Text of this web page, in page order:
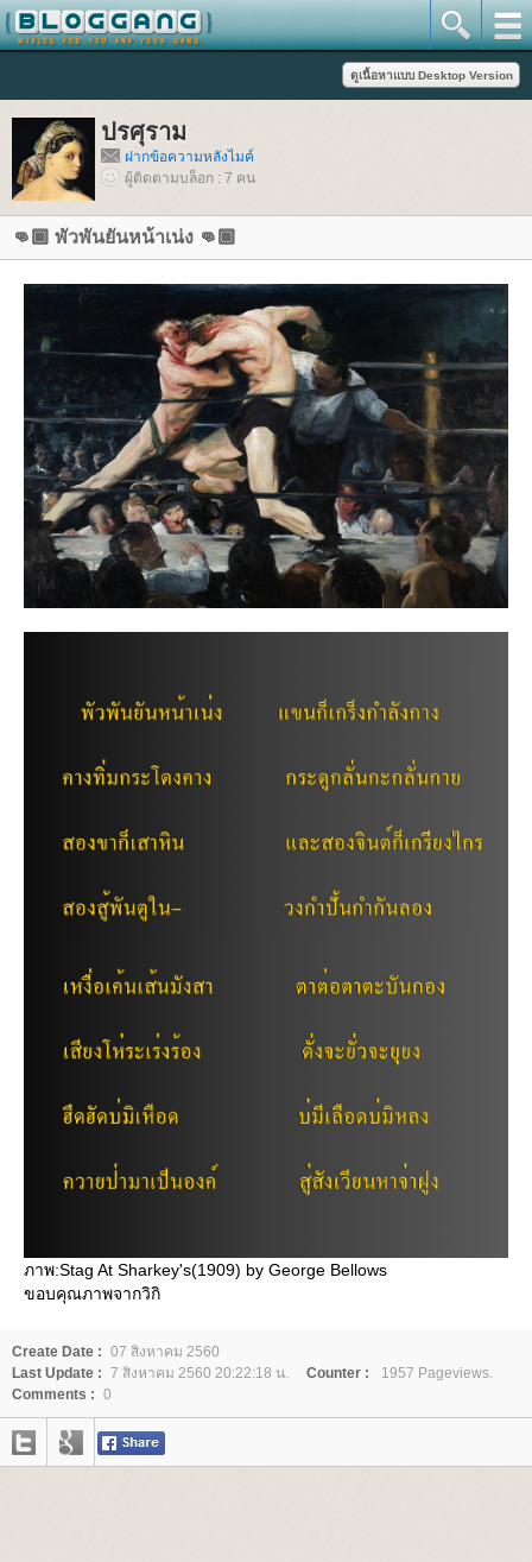
ปรศุราม
ฝากข้อความหลังไมค์
ผู้ติดตามบล็อก : 7 คน
👊🏾 พัวพันยันหน้าเน่ง 👊🏾
ภาพ:Stag At Sharkey's(1909) by George Bellows
ขอบคุณภาพจากวิกิ
Create Date : 07 สิงหาคม 2560
Last Update : 7 สิงหาคม 2560 20:22:18 น. Counter :
1957 Pageviews.
Comments : 0